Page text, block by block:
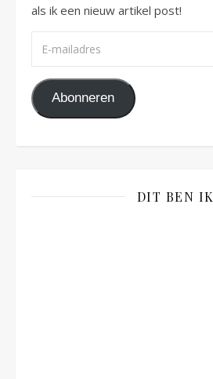
als ik een nieuw artikel post!
Abonneren
DIT BEN IK